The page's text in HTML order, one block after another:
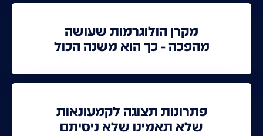
מקרן הולוגרמות שעושה
מהפכה - כך הוא משנה הכול
פתרונות תצוגה לקמעונאות
שלא תאמינו שלא ניסיתם